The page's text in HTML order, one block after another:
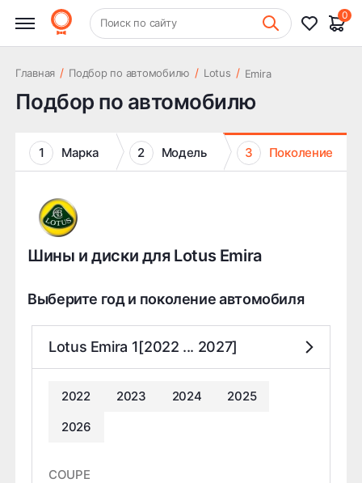
+7 (831) 261-35-35 Шиномонтаж
Поиск по сайту
0
Главная / Подбор по автомобилю / Lotus / Emira
Подбор по автомобилю
1 Марка 2 Модель 3 Поколение
Шины и диски для Lotus Emira
Выберите год и поколение автомобиля
Lotus Emira 1[2022 ... 2027]
2022 2023 2024
2025
2026
COUPE